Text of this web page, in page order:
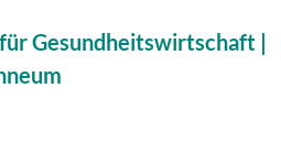
Gesundheitswirtschaft |